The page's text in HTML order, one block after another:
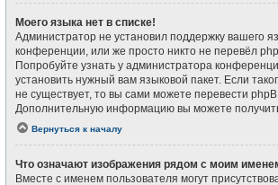
Моего языка нет в списке!
Администратор не установил поддержку вашего
конференции, или же просто никто не перевёл
Попробуйте узнать у администратора
установить нужный вам языковой пакет. Если
не существует, то вы сами можете перевести
Дополнительную информацию вы можете
Вернуться к началу
Что означают изображения рядом с моим
Вместе с именем пользователя могут